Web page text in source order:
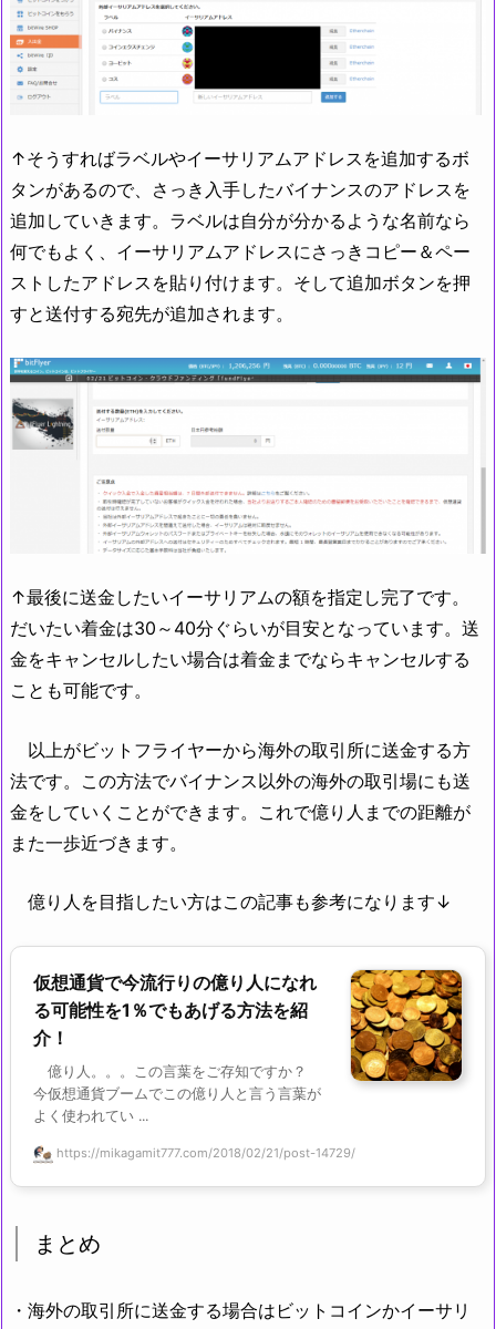
↑そうすればラベルやイーサリアムアドレスを追加するボ
タンがあるので、さっき入手したバイナンスのアドレスを
追加していきます。ラベルは自分が分かるような名前なら
何でもよく、イーサリアムアドレスにさっきコピー＆ペー
ストしたアドレスを貼り付けます。そして追加ボタンを押
すと送付する宛先が追加されます。
↑最後に送金したいイーサリアムの額を指定し完了です。
だいたい着金は30～40分ぐらいが目安となっています。送
金をキャンセルしたい場合は着金までならキャンセルする
ことも可能です。
以上がビットフライヤーから海外の取引所に送金する方
法です。この方法でバイナンス以外の海外の取引場にも送
金をしていくことができます。これで億り人までの距離が
また一歩近づきます。
億り人を目指したい方はこの記事も参考になります↓
仮想通貨で今流行りの億り人になれ
る可能性を1％でもあげる方法を紹
介！
億り人。。。この言葉をご存知ですか？
今仮想通貨ブームでこの億り人と言う言葉が
よく使われてい ...
https://mikagamit777.com/2018/02/21/post-14729/
まとめ
・海外の取引所に送金する場合はビットコインかイーサリ